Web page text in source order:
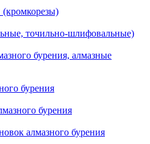
точильно-шлифовальные)
бурения, алмазные
бурения
бурения
алмазного бурения